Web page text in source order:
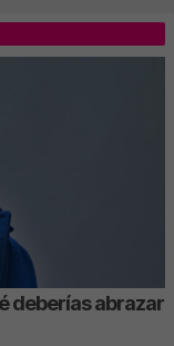
deberías abrazar